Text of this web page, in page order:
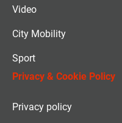
Video
City Mobility
Sport
Privacy & Cookie Policy
Privacy policy